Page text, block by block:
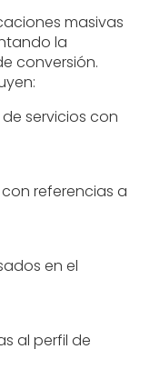
masivas
la
conversión.
servicios con
referencias a
en el
al perfil de